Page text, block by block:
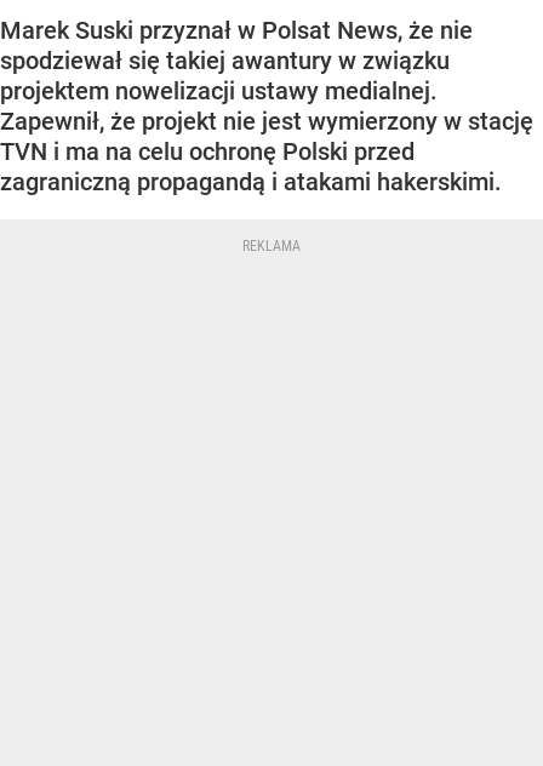
Marek Suski przyznał w Polsat News, że nie
spodziewał się takiej awantury w związku
projektem nowelizacji ustawy medialnej.
Zapewnił, że projekt nie jest wymierzony w stację
TVN i ma na celu ochronę Polski przed
zagraniczną propagandą i atakami hakerskimi.